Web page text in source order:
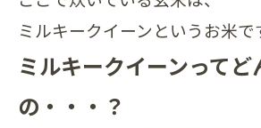
ミルキークイーンというお米で
ミルキークイーンって
の・・・？